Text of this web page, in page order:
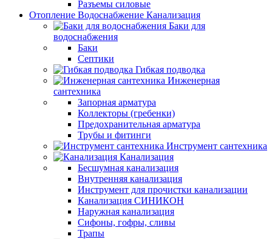
Разъемы силовые
Отопление Водоснабжение Канализация
Баки для
водоснабжения
Баки
Септики
Гибкая подводка
Инженерная
сантехника
Запорная арматура
Коллекторы (гребенки)
Предохранительная арматура
Трубы и фитинги
Инструмент сантехника
Канализация
Бесшумная канализация
Внутренняя канализация
Инструмент для прочистки канализации
Канализация СИНИКОН
Наружная канализация
Сифоны, гофры, сливы
Трапы